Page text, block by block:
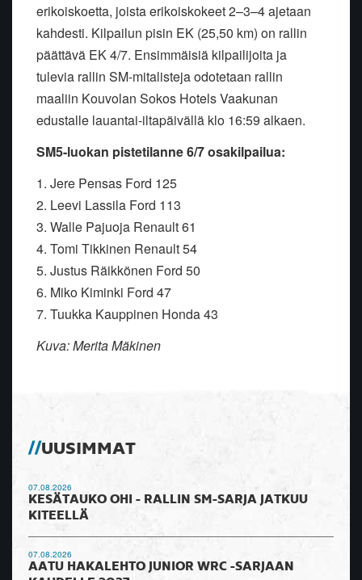
erikoiskoetta, joista erikoiskokeet 2–3–4 ajetaan
kahdesti. Kilpailun pisin EK (25,50 km) on rallin
päättävä EK 4/7. Ensimmäisiä kilpailijoita ja
tulevia rallin SM-mitalisteja odotetaan rallin
maaliin Kouvolan Sokos Hotels Vaakunan
edustalle lauantai-iltapäivällä klo 16:59 alkaen.
SM5-luokan pistetilanne 6/7 osakilpailua:
1. Jere Pensas Ford 125
2. Leevi Lassila Ford 113
3. Walle Pajuoja Renault 61
4. Tomi Tikkinen Renault 54
5. Justus Räikkönen Ford 50
6. Miko Kiminki Ford 47
7. Tuukka Kauppinen Honda 43
Kuva: Merita Mäkinen
UUSIMMAT
07.08.2026
KESÄTAUKO OHI - RALLIN SM-SARJA JATKUU
KITEELLÄ
07.08.2026
AATU HAKALEHTO JUNIOR WRC -SARJAAN